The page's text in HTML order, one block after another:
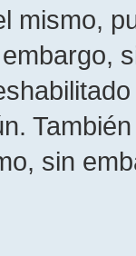
mismo,
sin